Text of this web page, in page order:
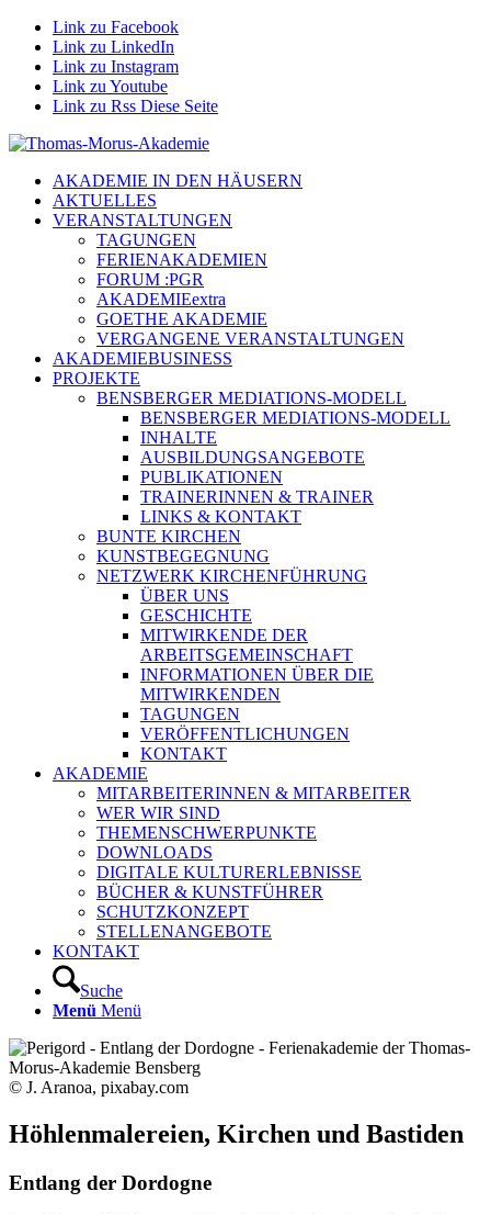
Link zu Facebook
Link zu LinkedIn
Link zu Instagram
Link zu Youtube
Link zu Rss Diese Seite
AKADEMIE IN DEN HÄUSERN
AKTUELLES
VERANSTALTUNGEN
TAGUNGEN
FERIENAKADEMIEN
FORUM :PGR
AKADEMIEextra
GOETHE AKADEMIE
VERGANGENE VERANSTALTUNGEN
AKADEMIEBUSINESS
PROJEKTE
BENSBERGER MEDIATIONS-MODELL
BENSBERGER MEDIATIONS-MODELL
INHALTE
AUSBILDUNGSANGEBOTE
PUBLIKATIONEN
TRAINERINNEN & TRAINER
LINKS & KONTAKT
BUNTE KIRCHEN
KUNSTBEGEGNUNG
NETZWERK KIRCHENFÜHRUNG
ÜBER UNS
GESCHICHTE
MITWIRKENDE DER
ARBEITSGEMEINSCHAFT
INFORMATIONEN ÜBER DIE
MITWIRKENDEN
TAGUNGEN
VERÖFFENTLICHUNGEN
KONTAKT
AKADEMIE
MITARBEITERINNEN & MITARBEITER
WER WIR SIND
THEMENSCHWERPUNKTE
DOWNLOADS
DIGITALE KULTURERLEBNISSE
BÜCHER & KUNSTFÜHRER
SCHUTZKONZEPT
STELLENANGEBOTE
KONTAKT
Suche
Menü Menü
© J. Aranoa, pixabay.com
Höhlenmalereien, Kirchen und Bastiden
Entlang der Dordogne